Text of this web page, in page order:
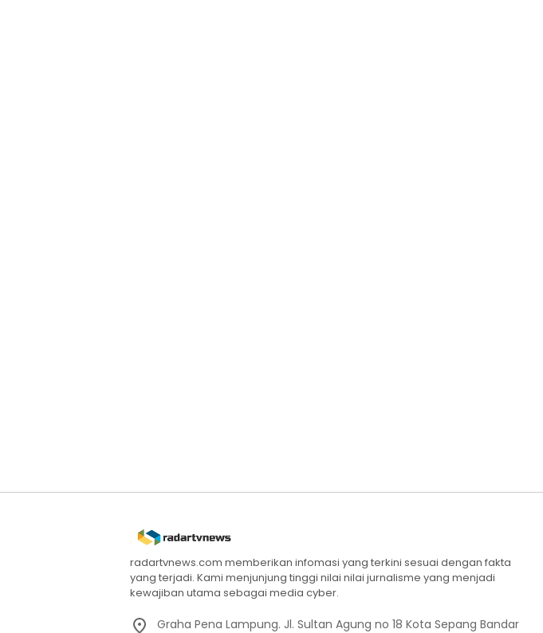
radartvnews.com memberikan infomasi yang terkini sesuai dengan fakta
yang terjadi. Kami menjunjung tinggi nilai nilai jurnalisme yang menjadi
kewajiban utama sebagai media cyber.
Graha Pena Lampung. Jl. Sultan Agung no 18 Kota Sepang Bandar